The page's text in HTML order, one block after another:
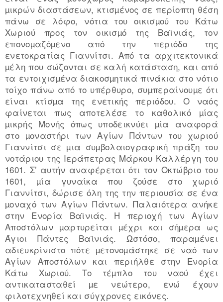
µικρών διαστάσεων, κτισµένος σε περίοπτη θέση
πάνω σε λόφο, νότια του οικισµού του Κάτω
Χωριού προς τον οικισµό της Βαϊνιάς, τον
επονοµαζόµενο από την περιόδο της
ενετοκρατίας Γιαννίτσι. Από τα αρχιτεκτονικά
µέλη που σώζονται σε καλή κατάσταση, και από
τα εντοιχισµένα διακοσµητικά πινάκια στο νότιο
τοίχο πάνω από το υπέρθυρο, συµπεραίνουµε ότι
είναι κτίσµα της ενετικής περιόδου. Ο ναός
φαίνεται πως αποτελέσε το καθολικό µίας
µικρής Μονής όπως υποδεικνύει µία αναφορά
στο µοναστήρι των Αγίων Πάντων του χωριού
Γιαννίτσι σε µια συµβολαιογραφική πράξη του
νοτάριου της Ιεράπετρας Μάρκου Καλλέργη του
1601. Σ’ αυτήν αναφέρεται ότι τον Οκτώβριο του
1601, µία γυναίκα που ζούσε στο χωριό
Γιαννίτσι, δώρισε όλη της την περιουσία σε ένα
µοναχό των Αγίων Πάντων. Παλαιότερα ανήκε
στην Ενορία Βαϊνιάς. Η περιοχή των Αγίων
Αποστόλων µαρτυρείται µέχρι και σήµερα ως
Άγιοι Πάντες Βαϊνιάς. Ωστόσο, παραµένει
αδιευκρίνιστο πότε µετονοµάστηκε σε ναό των
Αγίων Αποστόλων και περιήλθε στην Ενορία
Κάτω Χωριού. Το τέµπλο του ναού έχει
αντικατασταθεί µε νεώτερο, ενώ έχουν
φιλοτεχνηθεί και σύγχρονες εικόνες.